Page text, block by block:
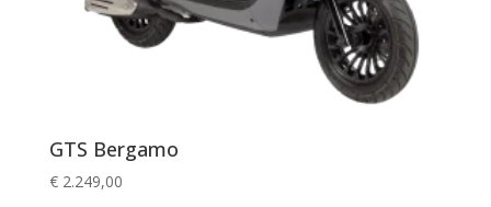
GTS Bergamo
€2.249,00